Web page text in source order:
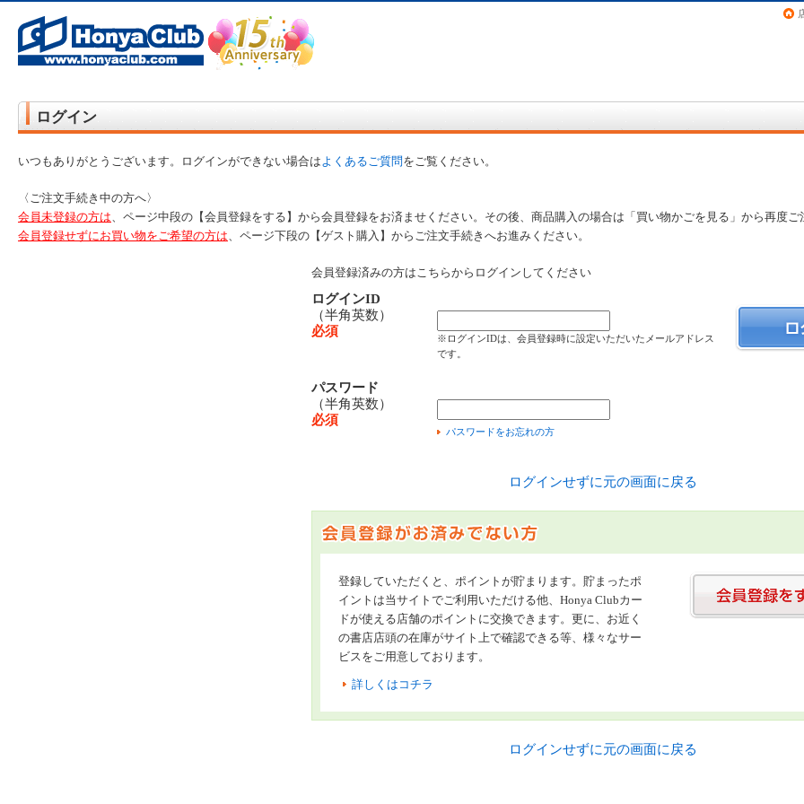
ログイン
いつもありがとうございます。ログインができない場合はよくあるご質問をご覧ください。
〈ご注文手続き中の方へ〉
会員未登録の方は、ページ中段の【会員登録をする】から会員登録をお済ませください。その後、商品購入の場合は「買い物かごを見る」から再度ご
会員登録せずにお買い物をご希望の方は、ページ下段の【ゲスト購入】からご注文手続きへお進みください。
会員登録済みの方はこちらからログインしてください
ログインID
（半角英数）
必須
※ログインIDは、会員登録時に設定いただいたメールアドレス
です。
パスワード
（半角英数）
必須
パスワードをお忘れの方
ログインせずに元の画面に戻る
登録していただくと、ポイントが貯まります。貯まったポ
イントは当サイトでご利用いただける他、Honya Clubカー
ドが使える店舗のポイントに交換できます。更に、お近く
の書店店頭の在庫がサイト上で確認できる等、様々なサー
ビスをご用意しております。
詳しくはコチラ
ログインせずに元の画面に戻る